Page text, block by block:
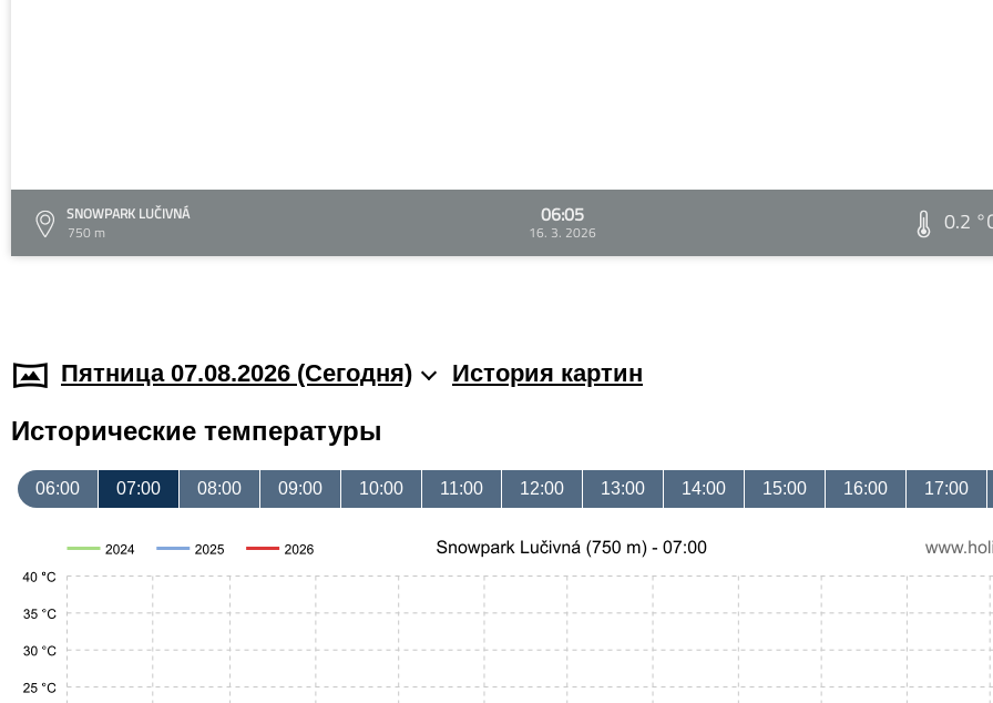
SNOWPARK LUČIVNÁ
750 m
06:05
16. 3. 2026 0.2
Пятница 07.08.2026 (Cегодня) История картин
Исторические температуры
06:00 07:00 08:00 09:00 10:00 11:00 12:00 13:00 14:00 15:00 16:00 17:00